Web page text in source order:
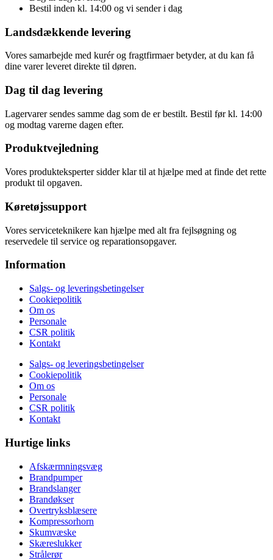
Bestil inden kl. 14:00 og vi sender i dag
Landsdækkende levering
Vores samarbejde med kurér og fragtfirmaer betyder, at du kan få
dine varer leveret direkte til døren.
Dag til dag levering
Lagervarer sendes samme dag som de er bestilt. Bestil før kl. 14:00
og modtag varerne dagen efter.
Produktvejledning
Vores produkteksperter sidder klar til at hjælpe med at finde det rette
produkt til opgaven.
Køretøjssupport
Vores serviceteknikere kan hjælpe med alt fra fejlsøgning og
reservedele til service og reparationsopgaver.
Information
Salgs- og leveringsbetingelser
Cookiepolitik
Om os
Personale
CSR politik
Kontakt
Salgs- og leveringsbetingelser
Cookiepolitik
Om os
Personale
CSR politik
Kontakt
Hurtige links
Afskærmningsvæg
Brandpumper
Brandslanger
Brandøkser
Overtryksblæsere
Kompressorhorn
Skumvæske
Skæreslukker
Strålerør